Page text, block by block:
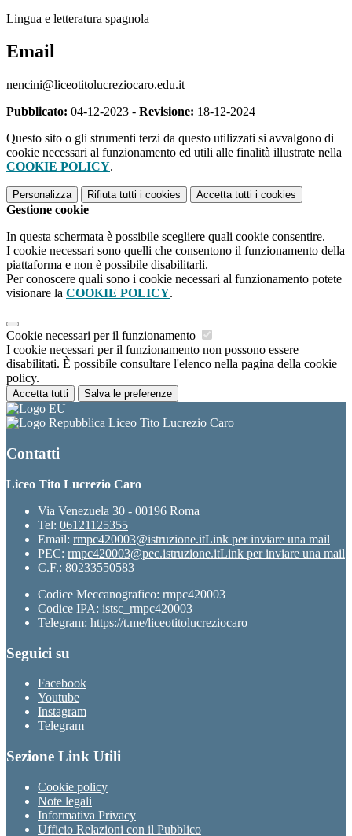
Lingua e letteratura spagnola
Email
nencini@liceotitolucreziocaro.edu.it
Pubblicato: 04-12-2023 - Revisione: 18-12-2024
Questo sito o gli strumenti terzi da questo utilizzati si avvalgono di
cookie necessari al funzionamento ed utili alle finalità illustrate nella
COOKIE POLICY.
Personalizza Rifiuta tutti i cookies Accetta tutti i cookies
Gestione cookie
In questa schermata è possibile scegliere quali cookie consentire.
I cookie necessari sono quelli che consentono il funzionamento della
piattaforma e non è possibile disabilitarli.
Per conoscere quali sono i cookie necessari al funzionamento potete
visionare la COOKIE POLICY.
Cookie necessari per il funzionamento
I cookie necessari per il funzionamento non possono essere
disabilitati. È possibile consultare l'elenco nella pagina della cookie
policy.
Accetta tutti Salva le preferenze
Liceo Tito Lucrezio Caro
Contatti
Liceo Tito Lucrezio Caro
Via Venezuela 30 - 00196 Roma
Tel: 06121125355
Email: rmpc420003@istruzione.itLink per inviare una mail
PEC: rmpc420003@pec.istruzione.itLink per inviare una mail
C.F.: 80233550583
Codice Meccanografico: rmpc420003
Codice IPA: istsc_rmpc420003
Telegram: https://t.me/liceotitolucreziocaro
Seguici su
Facebook
Youtube
Instagram
Telegram
Sezione Link Utili
Cookie policy
Note legali
Informativa Privacy
Ufficio Relazioni con il Pubblico